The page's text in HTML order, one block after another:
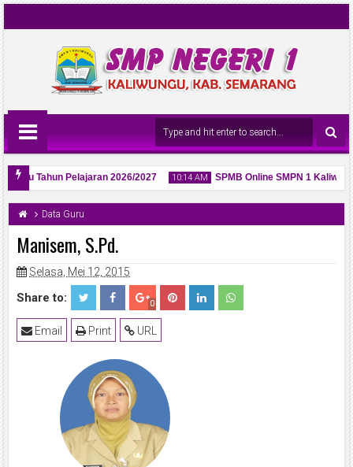
Tahun Pelajaran 2026/2027 10:14 AM
06 May
2026
SPMB Online SMPN 1
Data Guru
Manisem, S.Pd.
Selasa, Mei 12, 2015
Share to: 0
URL
Print
Email